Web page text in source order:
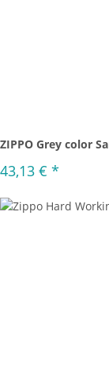
ZIPPO Grey color
43,13 € *